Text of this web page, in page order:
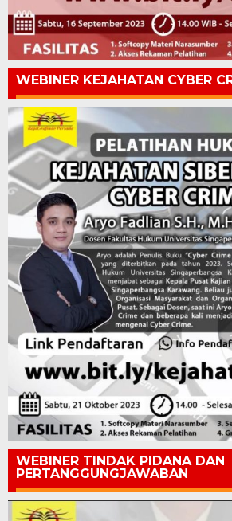
WEBINER KEJAHATAN CYBER
WEBINER TINDAK PIDANA DAN
PERTANGGUNGJAWABAN